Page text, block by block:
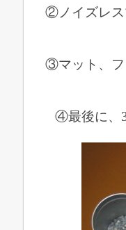
②ノイズレス
③マット、フ
④最後に、